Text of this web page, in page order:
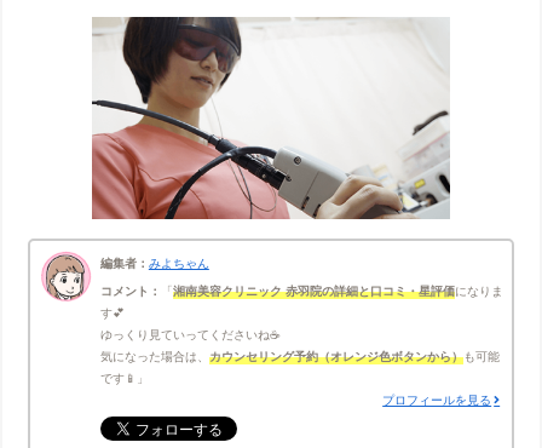
編集者： みよちゃん
コメント：
湘南美容クリニック 赤羽院の詳細と口コミ・星評価になりま
す💕
ゆっくり見ていってくださいね☕
気になった場合は、 カウンセリング予約（オレンジ色ボタンから）も可能
です📱
プロフィールを見る